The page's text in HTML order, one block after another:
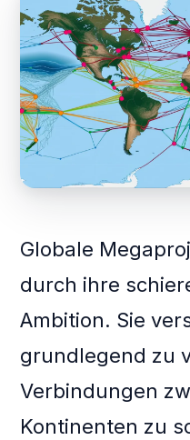
Globale
durch ihre
Ambition. Sie
grundlegend zu
Verbindungen
Kontinenten zu